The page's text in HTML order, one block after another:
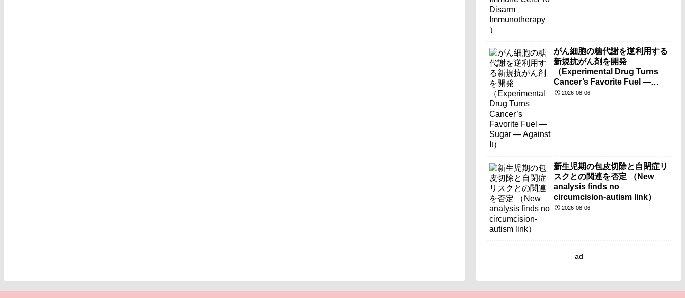
がん細胞の糖代謝を逆利用する
新規抗がん剤を開発
（Experimental Drug Turns
Cancer’s Favorite Fuel —
Sugar — Against It）
2026-08-06
新生児期の包皮切除と自閉症リ
スクとの関連を否定 （New
analysis finds no
circumcision-autism link）
2026-08-06
ad